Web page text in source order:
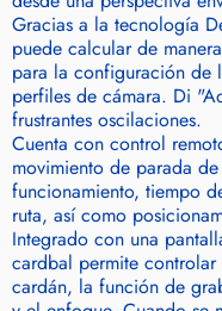
Gracias a la tecnología
puede calcular de
para la configuración de
perfiles de cámara. Di
frustrantes oscilaciones.
Cuenta con control
movimiento de parada
funcionamiento, tiempo
ruta, así como
Integrado con una
cardbal permite
cardán, la función de